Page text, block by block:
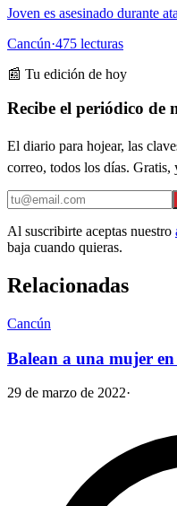
Joven es asesinado durante
Cancún·475 lecturas
📰 Tu edición de hoy
Recibe el periódico de
El diario para hojear, las
correo, todos los días. Gratis,
Al suscribirte aceptas nuestro
baja cuando quieras.
Relacionadas
Cancún
Balean a una mujer
29 de marzo de 2022·